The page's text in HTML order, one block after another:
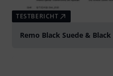
TESTBERICHT
Remo Black Suede & Black